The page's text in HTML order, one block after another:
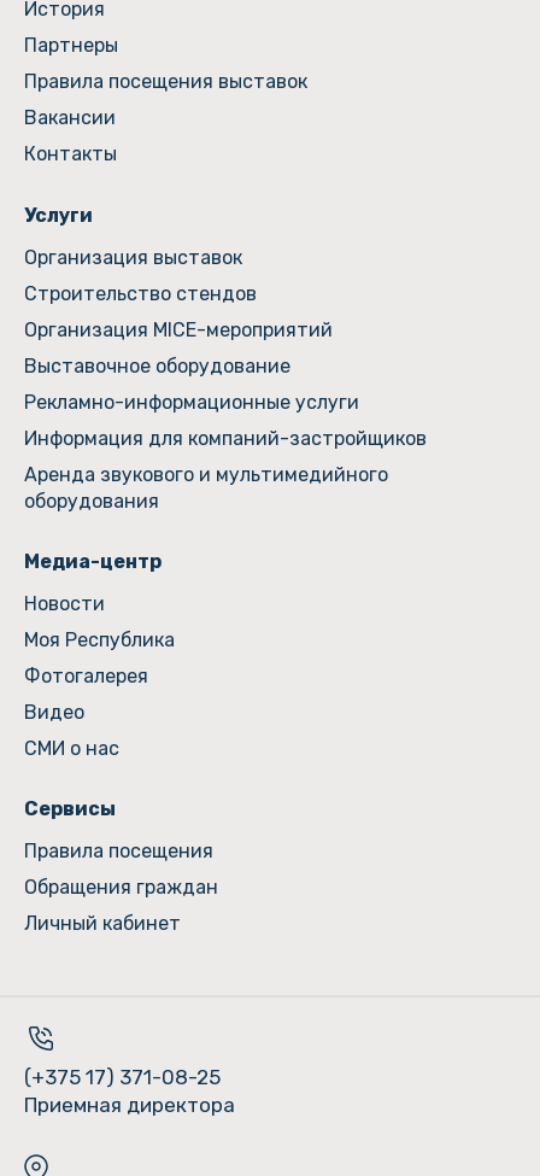
История
Партнеры
Правила посещения выставок
Вакансии
Контакты
Услуги
Организация выставок
Строительство стендов
Организация MICE-мероприятий
Выставочное оборудование
Рекламно-информационные услуги
Информация для компаний-застройщиков
Аренда звукового и мультимедийного
оборудования
Медиа-центр
Новости
Моя Республика
Фотогалерея
Видео
СМИ о нас
Сервисы
Правила посещения
Обращения граждан
Личный кабинет
(+375 17) 371-08-25
Приемная директора